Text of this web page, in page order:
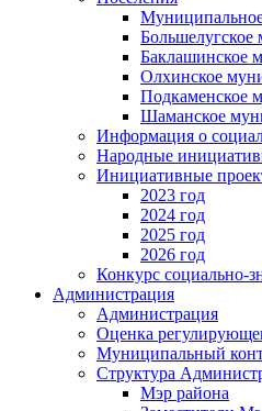
Большелугское
Баклашинское
Олхинское
Подкаменское
Шаманское
Информация о
Народные
Инициативные
2023 год
2024 год
2025 год
2026 год
Конкурс социально-
Администрация
Администрация
Оценка
Муниципальный
Структура
Мэр района